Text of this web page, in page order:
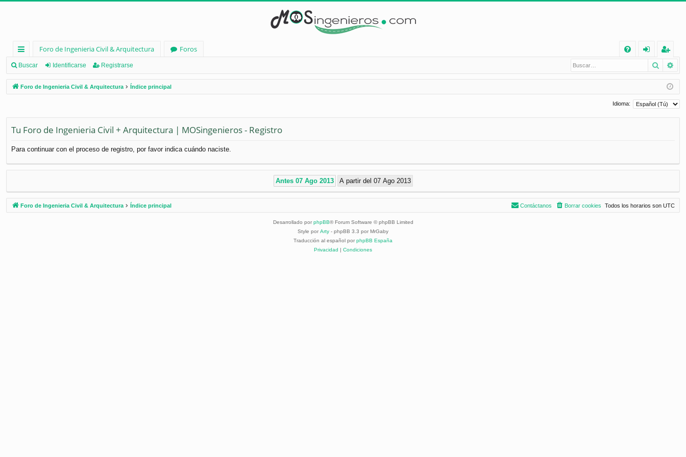
nl
ac
es
pi
Foro de Ingenieria Civil & Arquitectura
Foros
Q
nt
ifi
eg
ist
ra
Buscar Identificarse Registrarse Buscar
Foro de Ingenieria Civil & Arquitectura Índice principal
Idioma:
Tu Foro de Ingenieria Civil + Arquitectura | MOSingenieros - Registro
Para continuar con el proceso de registro, por favor indica cuándo naciste.
Foro de Ingenieria Civil & Arquitectura Índice principal Todos los horarios son UTC
Borrar cookies
Contáctanos
Desarrollado por phpBB® Forum Software © phpBB Limited
Style por Arty - phpBB 3.3 por MrGaby
Traducción al español por phpBB España
Privacidad | Condiciones